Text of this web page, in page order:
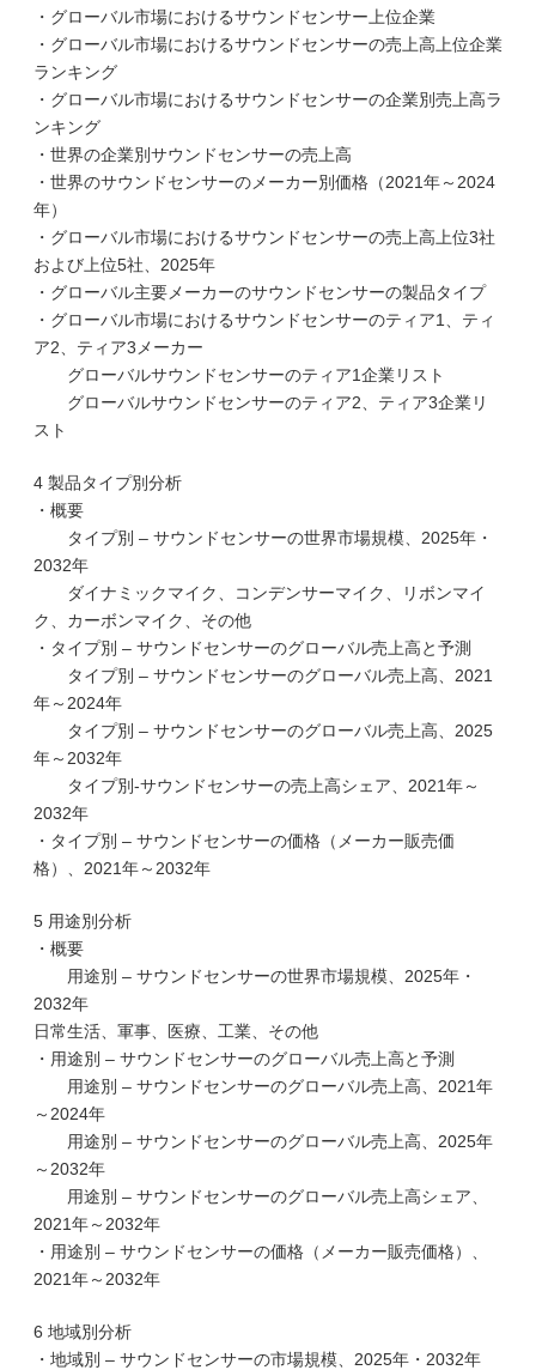
・グローバル市場におけるサウンドセンサー上位企業
・グローバル市場におけるサウンドセンサーの売上高上位企業
ランキング
・グローバル市場におけるサウンドセンサーの企業別売上高ラ
ンキング
・世界の企業別サウンドセンサーの売上高
・世界のサウンドセンサーのメーカー別価格（2021年～2024
年）
・グローバル市場におけるサウンドセンサーの売上高上位3社
および上位5社、2025年
・グローバル主要メーカーのサウンドセンサーの製品タイプ
・グローバル市場におけるサウンドセンサーのティア1、ティ
ア2、ティア3メーカー
グローバルサウンドセンサーのティア1企業リスト
グローバルサウンドセンサーのティア2、ティア3企業リ
スト
4 製品タイプ別分析
・概要
タイプ別 – サウンドセンサーの世界市場規模、2025年・
2032年
ダイナミックマイク、コンデンサーマイク、リボンマイ
ク、カーボンマイク、その他
・タイプ別 – サウンドセンサーのグローバル売上高と予測
タイプ別 – サウンドセンサーのグローバル売上高、2021
年～2024年
タイプ別 – サウンドセンサーのグローバル売上高、2025
年～2032年
タイプ別-サウンドセンサーの売上高シェア、2021年～
2032年
・タイプ別 – サウンドセンサーの価格（メーカー販売価
格）、2021年～2032年
5 用途別分析
・概要
用途別 – サウンドセンサーの世界市場規模、2025年・
2032年
日常生活、軍事、医療、工業、その他
・用途別 – サウンドセンサーのグローバル売上高と予測
用途別 – サウンドセンサーのグローバル売上高、2021年
～2024年
用途別 – サウンドセンサーのグローバル売上高、2025年
～2032年
用途別 – サウンドセンサーのグローバル売上高シェア、
2021年～2032年
・用途別 – サウンドセンサーの価格（メーカー販売価格）、
2021年～2032年
6 地域別分析
・地域別 – サウンドセンサーの市場規模、2025年・2032年